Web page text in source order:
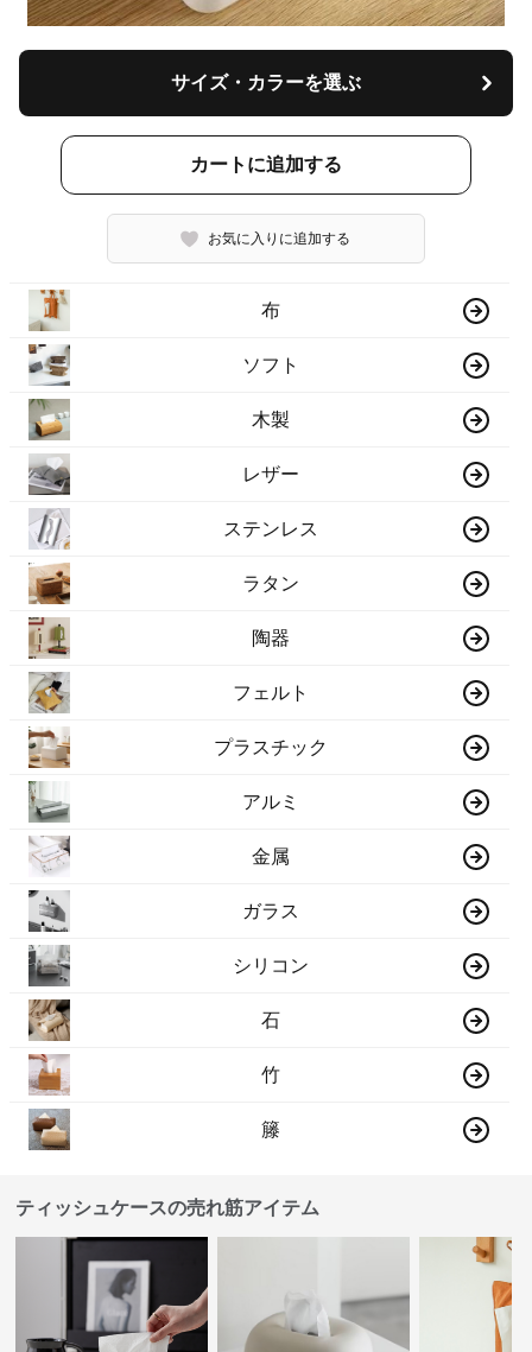
サイズ・カラーを選ぶ
カートに追加する
お気に入りに追加する
布
ソフト
木製
レザー
ステンレス
ラタン
陶器
フェルト
プラスチック
アルミ
金属
ガラス
シリコン
石
竹
籐
ティッシュケースの売れ筋アイテム